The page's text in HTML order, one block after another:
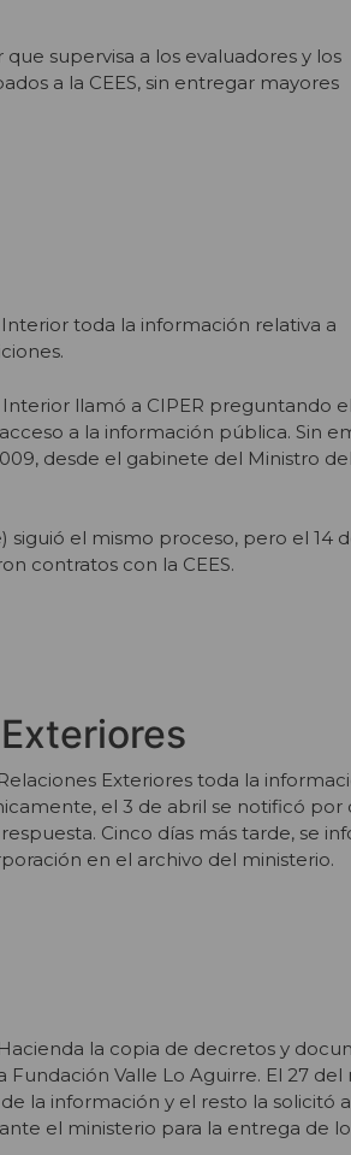
supervisa a los evaluadores y los
a la CEES, sin entregar mayores
toda la información relativa a
llamó a CIPER preguntando
a la información pública. Sin
desde el gabinete del Ministro del
siguió el mismo proceso, pero el 14
contratos con la CEES.
Exteriores toda la
el 3 de abril se notificó por
Cinco días más tarde, se
en el archivo del ministerio.
la copia de decretos y
Valle Lo Aguirre. El 27 del
la información y el resto la solicitó
el ministerio para la entrega de